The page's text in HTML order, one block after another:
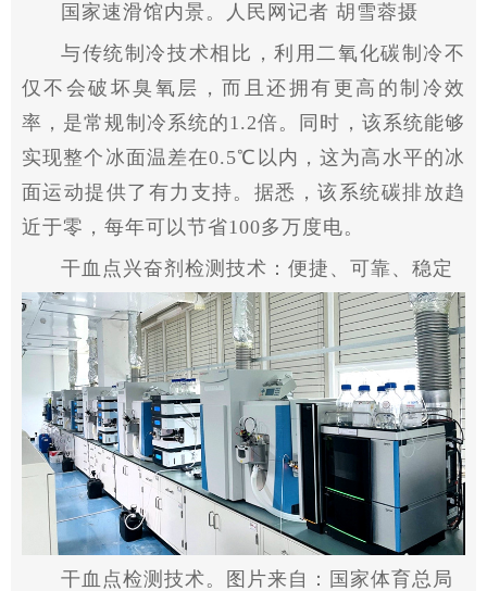
国家速滑馆内景。人民网记者 胡雪蓉摄
与传统制冷技术相比，利用二氧化碳制冷不
仅不会破坏臭氧层，而且还拥有更高的制冷效
率，是常规制冷系统的1.2倍。同时，该系统能够
实现整个冰面温差在0.5℃以内，这为高水平的冰
面运动提供了有力支持。据悉，该系统碳排放趋
近于零，每年可以节省100多万度电。
干血点兴奋剂检测技术：便捷、可靠、稳定
干血点检测技术。图片来自： 国家体育总局